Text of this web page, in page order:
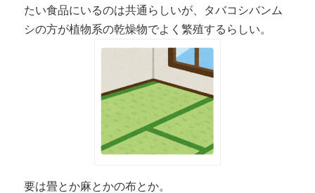
たい食品にいるのは共通らしいが、タバコシバンム
シの方が植物系の乾燥物でよく繁殖するらしい。
要は畳とか麻とかの布とか。